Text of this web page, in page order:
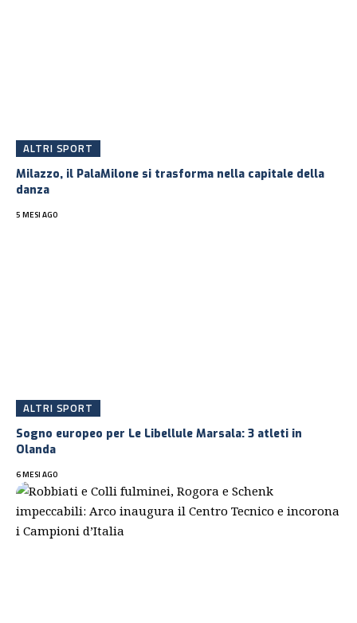
ALTRI SPORT
Milazzo, il PalaMilone si trasforma nella capitale della
danza
5 MESI AGO
ALTRI SPORT
Sogno europeo per Le Libellule Marsala: 3 atleti in
Olanda
6 MESI AGO